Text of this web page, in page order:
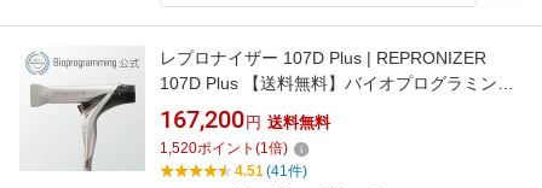
レプロナイザー 107D Plus | REPRONIZER
107D Plus 【送料無料】バイオプログラミング
公式ブランド(メーカー:リュミエリーナ)
167,200 円 送料無料
1,520ポイント (1倍)
4.51(41件)